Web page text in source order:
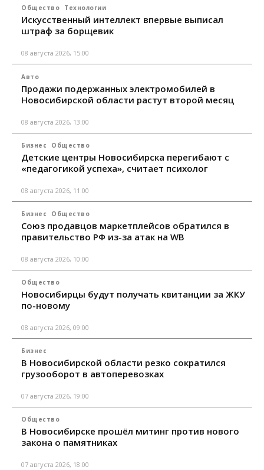
Общество Технологии
Искусственный интеллект впервые выписал
штраф за борщевик
08 августа 2026, 15:00
Авто
Продажи подержанных электромобилей в
Новосибирской области растут второй месяц
08 августа 2026, 13:00
Бизнес Общество
Детские центры Новосибирска перегибают с
«педагогикой успеха», считает психолог
08 августа 2026, 11:00
Бизнес Общество
Союз продавцов маркетплейсов обратился в
правительство РФ из-за атак на WB
08 августа 2026, 10:00
Общество
Новосибирцы будут получать квитанции за ЖКУ
по-новому
08 августа 2026, 09:00
Бизнес
В Новосибирской области резко сократился
грузооборот в автоперевозках
07 августа 2026, 19:00
Общество
В Новосибирске прошёл митинг против нового
закона о памятниках
07 августа 2026, 18:00